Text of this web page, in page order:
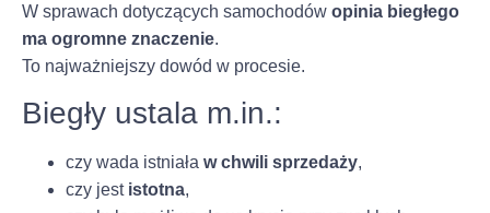
W sprawach dotyczących samochodów opinia biegłego
ma ogromne znaczenie.
To najważniejszy dowód w procesie.
Biegły ustala m.in.:
czy wada istniała w chwili sprzedaży,
czy jest istotna,